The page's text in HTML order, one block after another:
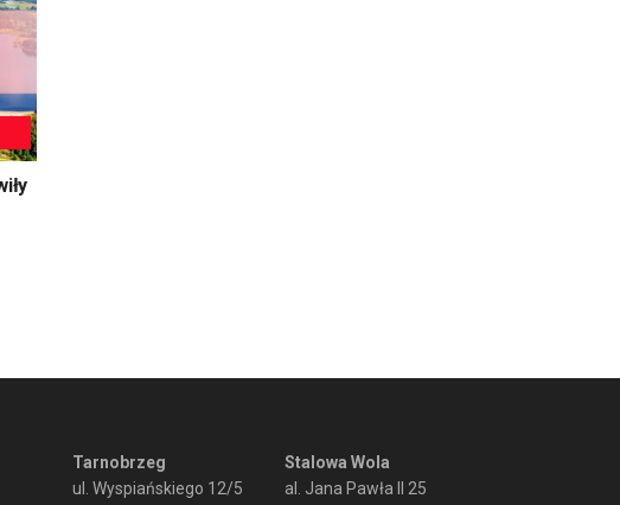
Tarnobrzeg
ul. Wyspiańskiego 12/5
Stalowa Wola
al. Jana Pawła II 25